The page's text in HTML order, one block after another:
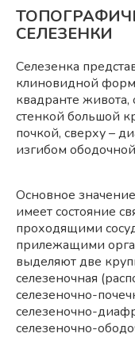
СЕЛЕЗЕНКИ
Селезенка
клиновидной
квадранте
стенкой большой
почкой, сверху –
изгибом
Основное
имеет состояние
проходящими
прилежащими
выделяют две
селезеночная
селезеночно-
селезеночно-
селезеночно-